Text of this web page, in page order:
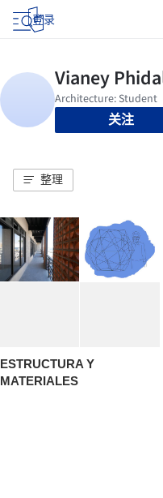
登录
关注
整理
ESTRUCTURA Y
MATERIALES